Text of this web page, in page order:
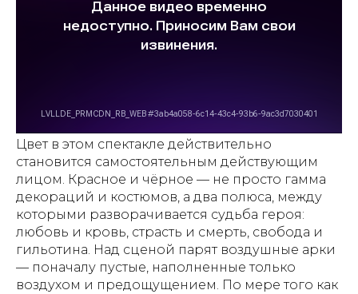
Цвет в этом спектакле действительно
становится самостоятельным действующим
лицом. Красное и чёрное — не просто гамма
декораций и костюмов, а два полюса, между
которыми разворачивается судьба героя:
любовь и кровь, страсть и смерть, свобода и
гильотина. Над сценой парят воздушные арки
— поначалу пустые, наполненные только
воздухом и предощущением. По мере того как